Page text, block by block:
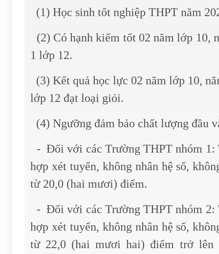
(1) Học sinh tốt nghiệp THPT năm
(2) Có hạnh kiểm tốt 02 năm lớp 10,
1 lớp 12.
(3) Kết quả học lực 02 năm lớp 10,
lớp 12 đạt loại giỏi.
(4) Ngưỡng đảm bảo chất lượng đầu
- Đối với các Trường THPT nhóm 1:
hợp xét tuyển, không nhân hệ số,
từ 20,0 (hai mươi) điểm.
- Đối với các Trường THPT nhóm 2:
hợp xét tuyển, không nhân hệ số,
từ 22,0 (hai mươi hai) điểm trở lên